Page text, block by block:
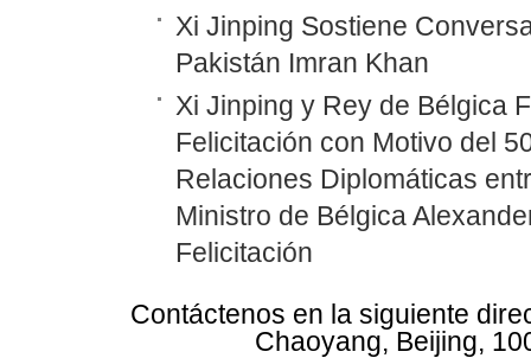
Xi Jinping Sostiene
Pakistán Imran Khan
Xi Jinping y Rey de Bélgica
Felicitación con Motivo del
Relaciones Diplomáticas
Ministro de Bélgica
Felicitación
Contáctenos en la siguiente
Chaoyang, Beijing,